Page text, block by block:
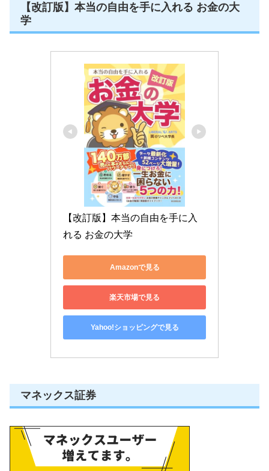
【改訂版】本当の自由を手に入れる お金の大
学
【改訂版】本当の自由を手に入
れる お金の大学
Amazonで見る
楽天市場で見る
Yahoo!ショッピングで見る
マネックス証券